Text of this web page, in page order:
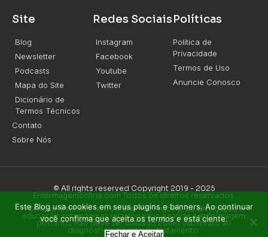
Site
Blog
Newsletter
Podcasts
Mapa do Site
Dicionário de
Termos Técnicos
Contato
Sobre Nós
Redes Sociais
Instagram
Facebook
Youtube
Twitter
Políticas
Política de
Privacidade
Termos de Uso
Anuncie Conosco
© All rights reserved Copyright 2019 - 2025
Enfermagemonline.com Todos os direitos reservados.
Atenção: Este site tem caráter informativo, de divulgação e
educação sobre temas relacionados à saúde e enfermagem,
portanto, não deve ser utilizado como substituto ao
diagnóstico médico ou tratamento.
Este Blog usa cookies em seus plugins e banners. Ao continuar
você confirma que aceita os termos e está ciente.
Fechar e Aceitar